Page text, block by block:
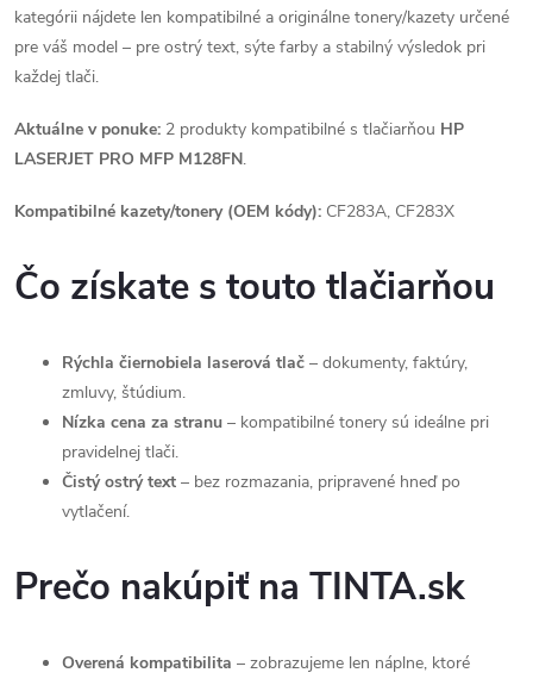
kategórii nájdete len kompatibilné a originálne tonery/kazety určené
pre váš model – pre ostrý text, sýte farby a stabilný výsledok pri
každej tlači.
Aktuálne v ponuke: 2 produkty kompatibilné s tlačiarňou HP
LASERJET PRO MFP M128FN.
Kompatibilné kazety/tonery (OEM kódy): CF283A, CF283X
Čo získate s touto tlačiarňou
Rýchla čiernobiela laserová tlač – dokumenty, faktúry,
zmluvy, štúdium.
Nízka cena za stranu – kompatibilné tonery sú ideálne pri
pravidelnej tlači.
Čistý ostrý text – bez rozmazania, pripravené hneď po
vytlačení.
Prečo nakúpiť na TINTA.sk
Overená kompatibilita – zobrazujeme len náplne, ktoré